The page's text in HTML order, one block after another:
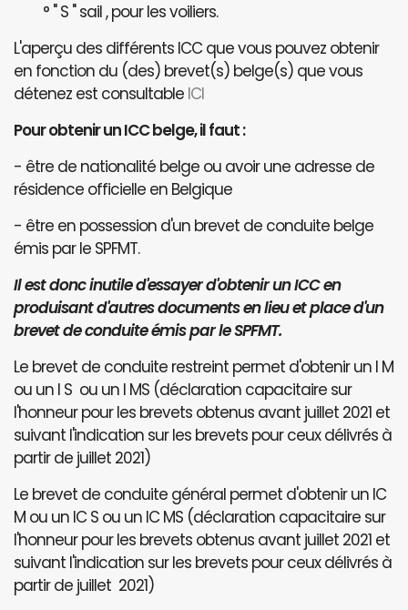
° " S " sail , pour les voiliers.
L'aperçu des différents ICC que vous pouvez obtenir
en fonction du (des) brevet(s) belge(s) que vous
détenez est consultable ICI
Pour obtenir un ICC belge, il faut :
- être de nationalité belge ou avoir une adresse de
résidence officielle en Belgique
- être en possession d'un brevet de conduite belge
émis par le SPFMT.
Il est donc inutile d'essayer d'obtenir un ICC en
produisant d'autres documents en lieu et place d'un
brevet de conduite émis par le SPFMT.
Le brevet de conduite restreint permet d'obtenir un I M
ou un I S ou un I MS (déclaration capacitaire sur
l'honneur pour les brevets obtenus avant juillet 2021 et
suivant l'indication sur les brevets pour ceux délivrés à
partir de juillet 2021)
Le brevet de conduite général permet d'obtenir un IC
M ou un IC S ou un IC MS (déclaration capacitaire sur
l'honneur pour les brevets obtenus avant juillet 2021 et
suivant l'indication sur les brevets pour ceux délivrés à
partir de juillet 2021)